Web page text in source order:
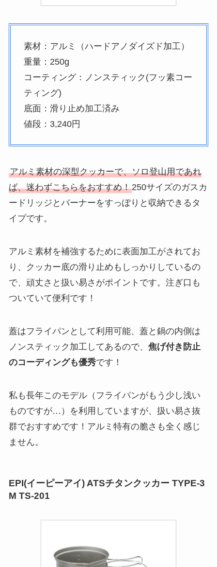
素材：アルミ（ハードアノダイズド加工）
重量：250g
コーティング：ノンスティック(フッ素コー
ティング)
底面：滑り止め加工済み
値段：3,240円
アルミ素材の深型クッカーで、ソロ登山用であれ
ば、迷わずこちらをおすすめ！250サイズのガスカ
ードリッジとバーナーをすっぽりと収納できるタ
イプです。
アルミ素材を補強するために表面加工がされてお
り、クッカー底の滑り止めもしっかりしているの
で、 頑丈さと扱い易さがポイント です。 注ぎ口も
ついていて便利 です！
蓋はフライパンとして利用可能、 蓋と鍋の内側は
ノンスティック加工してあるので、 焦げ付き防止
のコーディングも優秀です！
私も長年このモデル（フライパンがもう少し浅い
ものですが…）を利用していますが、扱い易さ抜
群でおすすめです！アルミ特有の脆さも全く感じ
ません。
EPI(イーピーアイ) ATSチタンクッカー TYPE-3
M TS-201